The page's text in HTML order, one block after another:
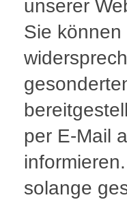
unserer
Sie können
per E-Mail
solange